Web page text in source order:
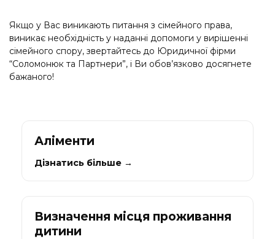
Якщо у Вас виникають питання з сімейного права,
виникає необхідність у наданні допомоги у вирішенні
сімейного спору, звертайтесь до Юридичної фірми
“Соломонюк та Партнери”, і Ви обов’язково досягнете
бажаного!
Аліменти
Дізнатись більше →
Визначення місця проживання
дитини